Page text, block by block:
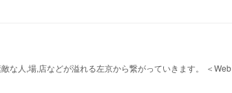
な人,場,店などが溢れる左京から繋がっていきます。 ＜Web